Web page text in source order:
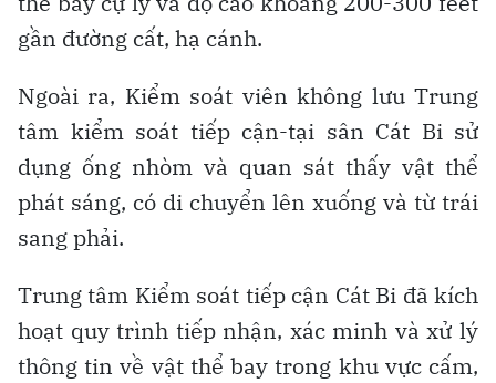
gần đường cất, hạ cánh.
Ngoài ra, Kiểm soát viên không lưu Trung
tâm kiểm soát tiếp cận-tại sân Cát Bi sử
dụng ống nhòm và quan sát thấy vật thể
phát sáng, có di chuyển lên xuống và từ trái
sang phải.
Trung tâm Kiểm soát tiếp cận Cát Bi đã kích
hoạt quy trình tiếp nhận, xác minh và xử lý
thông tin về vật thể bay trong khu vực cấm,